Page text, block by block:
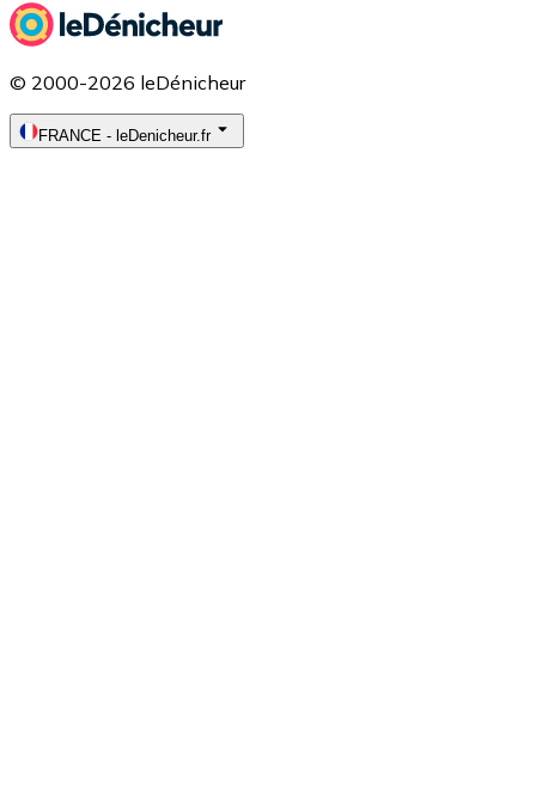
© 2000-2026 leDénicheur
FRANCE - leDenicheur.fr